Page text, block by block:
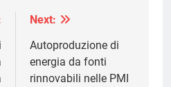
Next:
Autoproduzione di
energia da fonti
rinnovabili nelle PMI